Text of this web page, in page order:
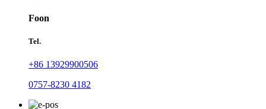
Foon
Tel.
+86 13929900506
0757-8230 4182